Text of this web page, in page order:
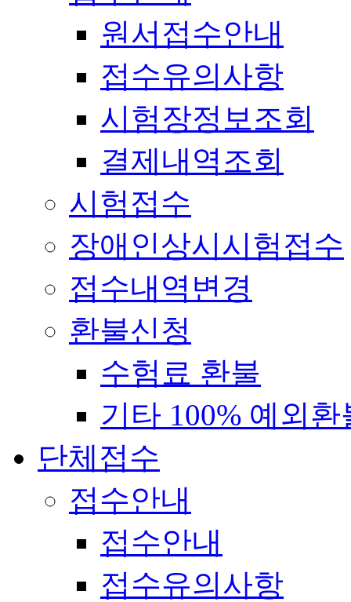
원서접수안내
접수유의사항
시험장정보조회
결제내역조회
시험접수
장애인상시시험접수
접수내역변경
환불신청
수험료 환불
기타 100% 예외환
단체접수
접수안내
접수안내
접수유의사항